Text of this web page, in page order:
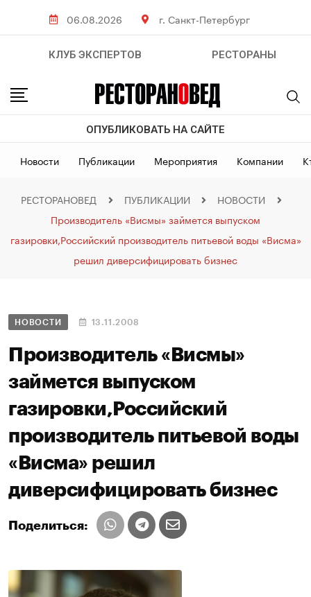
06.08.2026 г. Санкт-Петербург
КЛУБ ЭКСПЕРТОВ РЕСТОРАНЫ
ОПУБЛИКОВАТЬ НА САЙТЕ
Новости Публикации Мероприятия Компании
РЕСТОРАНОВЕД ПУБЛИКАЦИИ
НОВОСТИ
Производитель «Висмы» займется выпуском
газировки,Российский производитель питьевой воды «Висма»
решил диверсифицировать бизнес
НОВОСТИ 13.11.2008
Производитель «Висмы»
займется выпуском
газировки,Российский
производитель питьевой воды
«Висма» решил
диверсифицировать бизнес
Поделиться: